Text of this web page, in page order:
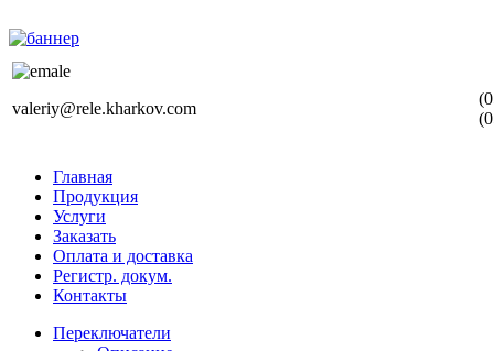
valeriy@rele.kharkov.com
Главная
Продукция
Услуги
Заказать
Оплата и доставка
Регистр. докум.
Контакты
Переключатели